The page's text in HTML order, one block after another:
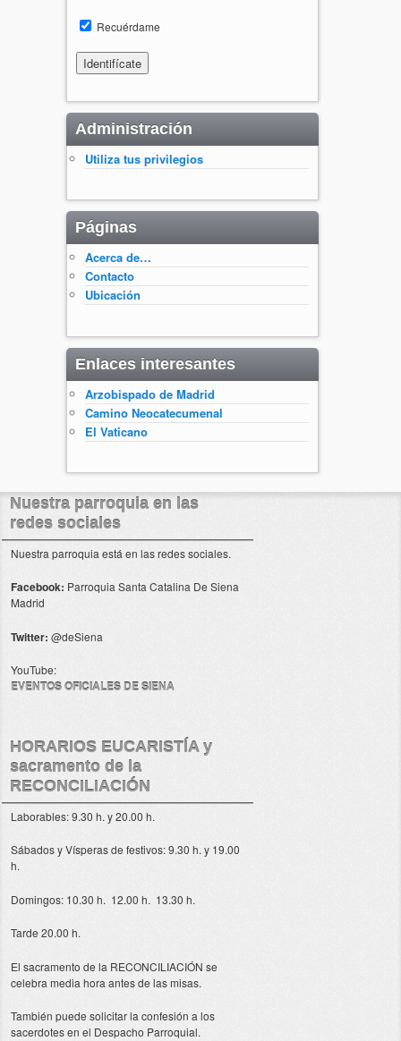
Recuérdame
Administración
Utiliza tus privilegios
Páginas
Acerca de…
Contacto
Ubicación
Enlaces interesantes
Arzobispado de Madrid
Camino Neocatecumenal
El Vaticano
Nuestra parroquia en las
redes sociales
Nuestra parroquia está en las redes sociales.
Facebook: Parroquia Santa Catalina De Siena
Madrid
Twitter: @deSiena
YouTube:
EVENTOS OFICIALES DE SIENA
HORARIOS EUCARISTÍA y
sacramento de la
RECONCILIACIÓN
Laborables: 9.30 h. y 20.00 h.
Sábados y Vísperas de festivos: 9.30 h. y 19.00
h.
Domingos: 10.30 h. 12.00 h. 13.30 h.
Tarde 20.00 h.
El sacramento de la RECONCILIACIÓN se
celebra media hora antes de las misas.
También puede solicitar la confesión a los
sacerdotes en el Despacho Parroquial.